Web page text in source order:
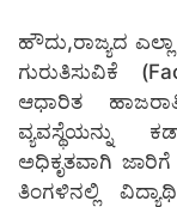
ಹೌದು,ರಾಜ್ಯದ
ಗುರುತಿಸುವಿಕೆ
ಆಧಾರಿತ
ವ್ಯವಸ್ಥೆಯನ್ನು
ಅಧಿಕೃತವಾಗಿ
ತಿಂಗಳಿನಲ್ಲಿ